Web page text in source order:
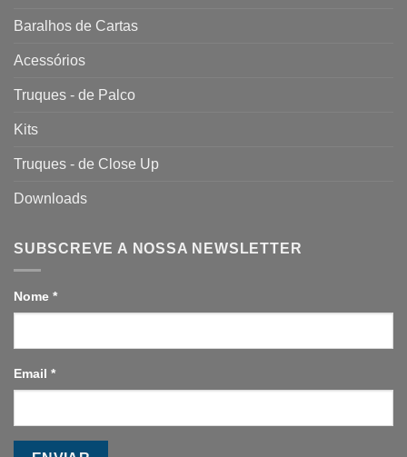
Baralhos de Cartas
Acessórios
Truques - de Palco
Kits
Truques - de Close Up
Downloads
SUBSCREVE A NOSSA NEWSLETTER
Nome *
Email *